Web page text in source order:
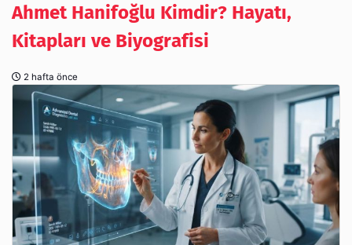
Ahmet Hanifoğlu Kimdir? Hayatı,
Kitapları ve Biyografisi
2 hafta önce